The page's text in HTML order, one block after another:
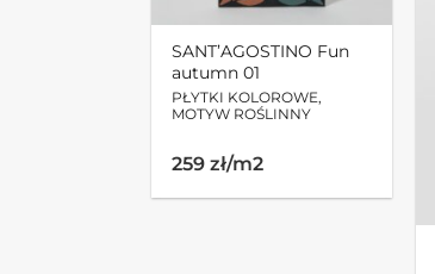
SANT’AGOSTINO Fun
autumn 01
PŁYTKI KOLOROWE,
MOTYW ROŚLINNY
259 zł/m2